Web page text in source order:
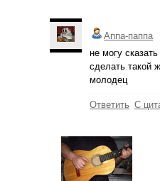
Аппа-паппа
не могу
сделать такой
молодец
Ответить С